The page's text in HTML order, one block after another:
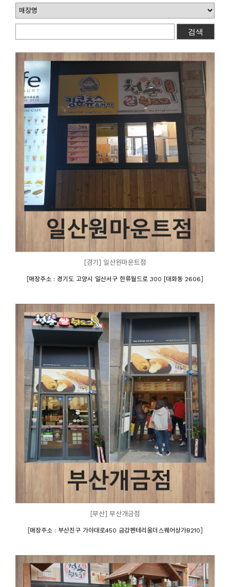
[경기] 일산원마운트점
[매장주소 : 경기도 고양시 일산서구 한류월드로 300 [대화동 2606]
[부산] 부산개금점
[매장주소 : 부산진구 가야대로450 금강펜테리움더스퀘어상가B210]